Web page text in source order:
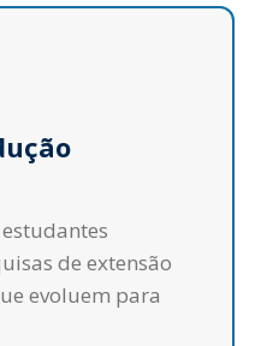
de extensão
evoluem para